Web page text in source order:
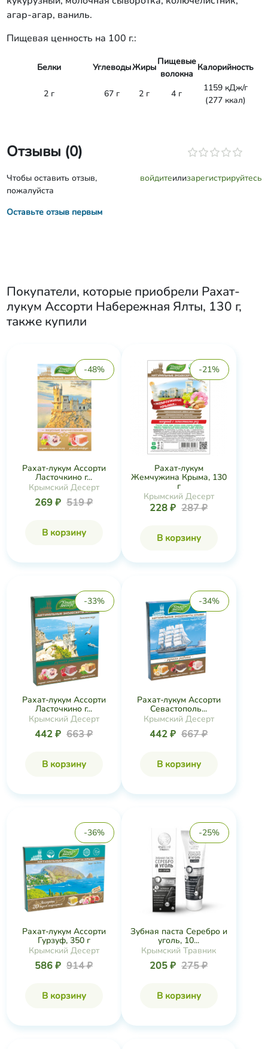
агар-агар, ваниль.
Пищевая ценность на 100 г.:
Белки УглеводыЖиры
Пищевые
волокна
Калорийность
2 г 67 г 2 г 4 г
1159 кДж/г
(277 ккал)
Отзывы (0)
Чтобы оставить отзыв,
пожалуйста
войдитеилизарегистрируйтесь
Оставьте отзыв первым
Покупатели, которые приобрели Рахат-
лукум Ассорти Набережная Ялты, 130 г,
также купили
-48%
Рахат-лукум Ассорти
Ласточкино г...
Крымский Десерт
269 ₽ 519 ₽
В корзину
-21%
Рахат-лукум
Жемчужина Крыма, 130
г
Крымский Десерт
228 ₽ 287 ₽
В корзину
-33%
Рахат-лукум Ассорти
Ласточкино г...
Крымский Десерт
442 ₽ 663 ₽
В корзину
-34%
Рахат-лукум Ассорти
Севастополь...
Крымский Десерт
442 ₽ 667 ₽
В корзину
-36%
Рахат-лукум Ассорти
Гурзуф, 350 г
Крымский Десерт
586 ₽ 914 ₽
В корзину
-25%
Зубная паста Серебро и
уголь, 10...
Крымский Травник
205 ₽ 275 ₽
В корзину